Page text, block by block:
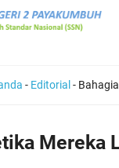
- Editorial -
Mereka